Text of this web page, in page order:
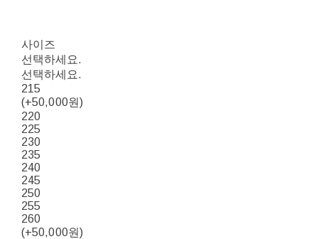
사이즈
선택하세요.
선택하세요.
215
(+50,000원)
220
225
230
235
240
245
250
255
260
(+50,000원)